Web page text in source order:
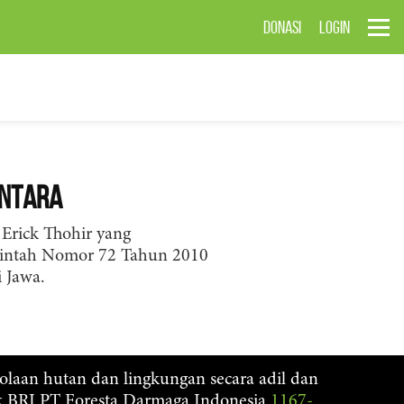
DONASI LOGIN
Thohir yang
Nomor 72 Tahun 2010
hutan dan lingkungan secara adil dan